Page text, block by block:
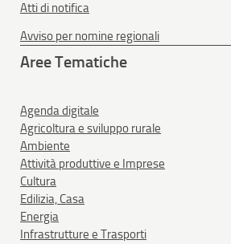
Atti di notifica
Avviso per nomine regionali
Aree Tematiche
Agenda digitale
Agricoltura e sviluppo rurale
Ambiente
Attività produttive e Imprese
Cultura
Edilizia, Casa
Energia
Infrastrutture e Trasporti